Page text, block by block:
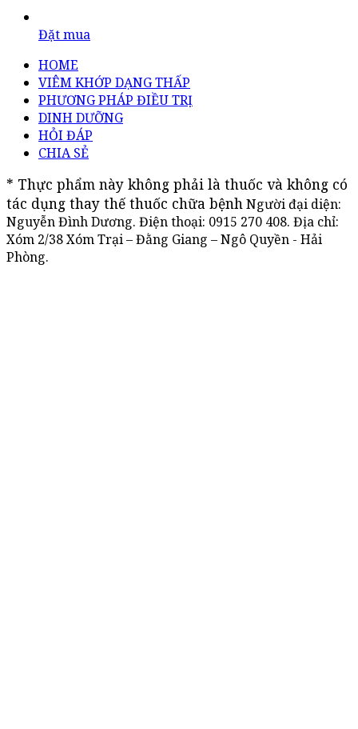
Đặt mua
HOME
VIÊM KHỚP DẠNG THẤP
PHƯƠNG PHÁP ĐIỀU TRỊ
DINH DƯỠNG
HỎI ĐÁP
CHIA SẺ
* Thực phẩm này không phải là thuốc và không có
tác dụng thay thế thuốc chữa bệnh Người đại diện:
Nguyễn Đình Dương. Điện thoại: 0915 270 408. Địa chỉ:
Xóm 2/38 Xóm Trại – Đằng Giang – Ngô Quyền - Hải
Phòng.